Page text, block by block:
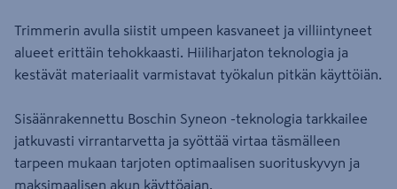
Trimmerin avulla siistit umpeen kasvaneet ja villiintyneet
alueet erittäin tehokkaasti. Hiiliharjaton teknologia ja
kestävät materiaalit varmistavat työkalun pitkän käyttöiän.
Sisäänrakennettu Boschin Syneon -teknologia tarkkailee
jatkuvasti virrantarvetta ja syöttää virtaa täsmälleen
tarpeen mukaan tarjoten optimaalisen suorituskyvyn ja
maksimaalisen akun käyttöajan.